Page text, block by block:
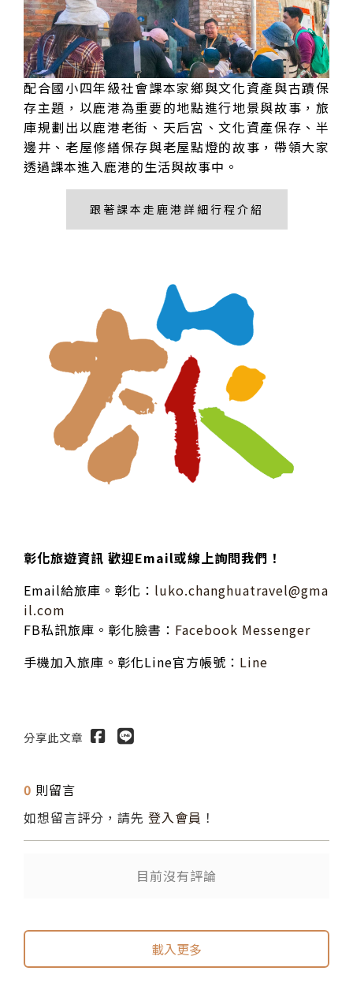
配合國小四年級社會課本家鄉與文化資產與古蹟保
存主題，以鹿港為重要的地點進行地景與故事，旅
庫規劃出以鹿港老街、天后宮、文化資產保存、半
邊井、老屋修繕保存與老屋點燈的故事，帶領大家
透過課本進入鹿港的生活與故事中。
跟著課本走鹿港詳細行程介紹
彰化旅遊資訊 歡迎Email或線上詢問我們！
Email給旅庫。彰化： luko.changhuatravel@gma
il.com
FB私訊旅庫。彰化臉書： Facebook Messenger
手機加入旅庫。彰化Line官方帳號： Line
分享此文章
0 則留言
如想留言評分，請先 登入會員 ！
目前沒有評論
載入更多
送出